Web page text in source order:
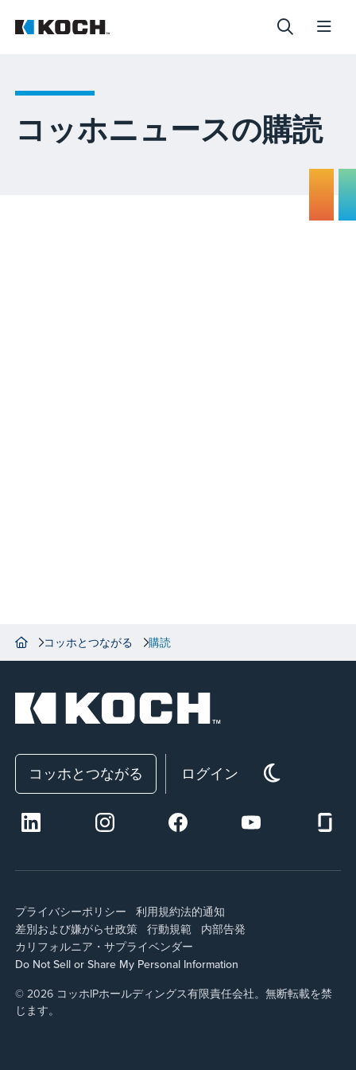
コッホニュースの購読
コッホとつながる 購読
コッホとつながる ログイン
プライバシーポリシー 利用規約法的通知
差別および嫌がらせ政策
行動規範
内部告発
カリフォルニア・サプライベンダー
Do Not Sell or Share My Personal Information
© 2026 コッホIPホールディングス有限責任会社。無断転載を禁
じます。